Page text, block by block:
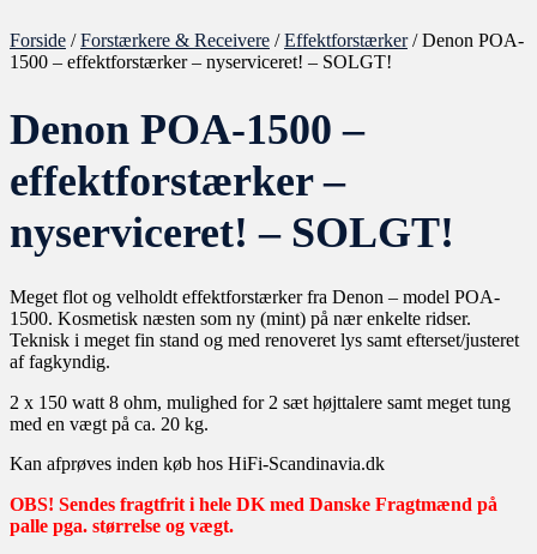
Forside /Forstærkere & Receivere /Effektforstærker/ Denon POA-
1500 – effektforstærker – nyserviceret! – SOLGT!
Denon POA-1500 –
effektforstærker –
nyserviceret! – SOLGT!
Meget flot og velholdt effektforstærker fra Denon – model POA-
1500. Kosmetisk næsten som ny (mint) på nær enkelte ridser.
Teknisk i meget fin stand og med renoveret lys samt efterset/justeret
af fagkyndig.
2 x 150 watt 8 ohm, mulighed for 2 sæt højttalere samt meget tung
med en vægt på ca. 20 kg.
Kan afprøves inden køb hos HiFi-Scandinavia.dk
OBS! Sendes fragtfrit i hele DK med Danske Fragtmænd på
palle pga. størrelse og vægt.